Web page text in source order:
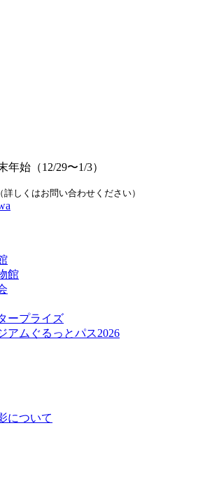
年始（12/29〜1/3）
しくはお問い合わせください）
について